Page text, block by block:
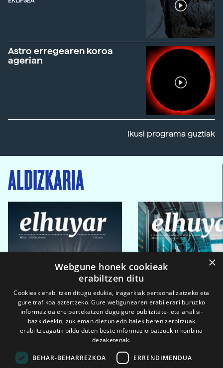
Astro erregearen koroa
agerian
Ikusi programa guztiak
ALDIZKARIA
×
Webgune honek cookieak
erabiltzen ditu
Cookieak erabiltzen ditugu edukia, iragarkiak pertsonalizatzeko eta
gure trafikoa aztertzeko. Gure webgunearen erabilerari buruzko
informazioa ere partekatzen dugu gure publizitate- eta analisi-
bazkideekin, zuk eman diezun edo haiek beren zerbitzuak
erabiltzeagatik bildu duten beste informazio batzuekin konbina
dezaketenak.
BEHAR-BEHARREZKOA ERRENDIMENDUA